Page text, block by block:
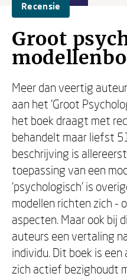
Recensie
Groot
Meer dan veertig
aan het 'Groot
het boek draagt met
behandelt maar liefst
beschrijving is
toepassing van een
'psychologisch' is
modellen richten zich -
aspecten. Maar ook bij
auteurs een vertaling
individu. Dit boek is
zich actief bezighoudt